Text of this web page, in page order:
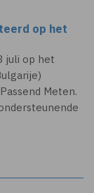
op het
juli op het
Meten.